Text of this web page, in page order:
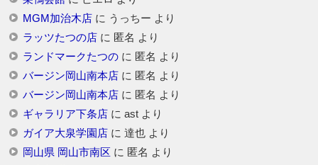
MGM加治木店に うっちー より
ラッツたつの店に 匿名 より
ランドマークたつのに 匿名 より
バージン岡山南本店に 匿名 より
バージン岡山南本店に 匿名 より
ギャラリア下条店に astより
ガイア大泉学園店に 達也より
岡山県 岡山市南区 に 匿名 より